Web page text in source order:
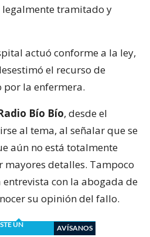
tramitado y
actuó conforme a la ley,
el recurso de
por la enfermera.
Bío Bío, desde el
al tema, al señalar que se
aún no está totalmente
mayores detalles. Tampoco
con la abogada de
su opinión del fallo.
UN
AVÍSANOS